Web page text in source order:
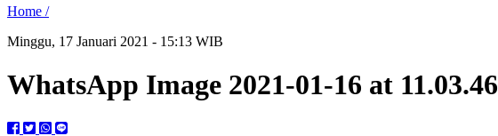
Home /
Minggu, 17 Januari 2021 - 15:13 WIB
WhatsApp Image 2021-01-16 at 11.03.46